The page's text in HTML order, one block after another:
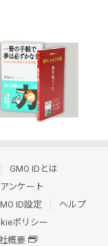
GMO IDとは
ンケート
ID設定
ヘルプ
ポリシー
概要